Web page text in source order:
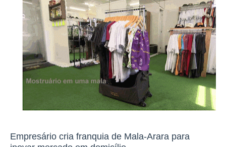
Empresário cria franquia de Mala-Arara para